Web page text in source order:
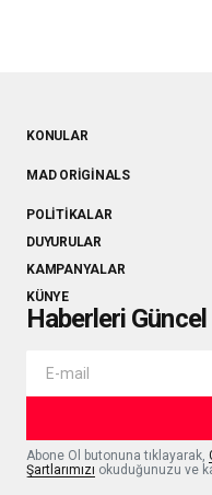
KONULAR
MAD ORIGINALS
POLITIKALAR
DUYURULAR
KAMPANYALAR
KÜNYE
Haberleri
Abone Ol butonuna tıklayarak,
Şartlarımızı okuduğunuzu ve